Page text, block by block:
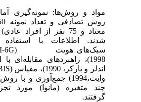
مواد و روش‌ها: نمونه‌گیری
معتاد و 75 نفر از افراد
شدند. اطلاعات با استفاده
سبک‌های هویت (
6G
1998)، راهبردهای مقابله‌ای با استرس (
اندلر و پارکر، 1990)، مقیاس
BIS)
وایت،1994) جمع‌آوری و با
چند متغیره (مانوا) مورد
گرفتند.